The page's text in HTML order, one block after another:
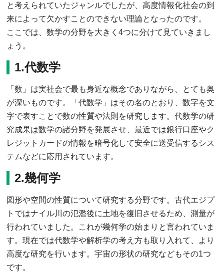
と考えられていたジャンルでしたが、高度情報化社会の到
来によって欠かすことのできない理論となったのです。
ここでは、数学の分野を大きく4つに分けて見ていきまし
ょう。
1.代数学
「数」は実社会で最も身近な概念でありながら、とても奥
が深いものです。「代数学」はその名のとおり、数字を文
字で表すことで数の性質や法則を研究します。代数学の研
究成果は数学の諸分野を発展させ、最近では銀行口座やク
レジットカードの情報を暗号化して安全に送受信するシス
テムなどに応用されています。
2.幾何学
図形や空間の性質について研究する分野です。古代エジプ
トではナイル川の氾濫後に土地を復旧させるため、測量が
行われていました。これが幾何学の始まりと言われていま
す。現在では代数学や解析学の考え方も取り入れて、より
高度な研究を行います。宇宙の形状の研究などもその1つ
です。